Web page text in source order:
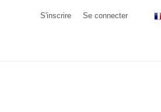
S'inscrire Se connecter